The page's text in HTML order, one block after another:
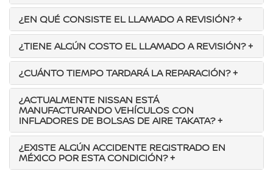
¿EN QUÉ CONSISTE EL LLAMADO A REVISIÓN?+
¿TIENE ALGÚN COSTO EL LLAMADO A REVISIÓN?+
¿CUÁNTO TIEMPO TARDARÁ LA REPARACIÓN?+
¿ACTUALMENTE NISSAN ESTÁ
MANUFACTURANDO VEHÍCULOS CON
INFLADORES DE BOLSAS DE AIRE TAKATA?+
¿EXISTE ALGÚN ACCIDENTE REGISTRADO EN
MÉXICO POR ESTA CONDICIÓN?+